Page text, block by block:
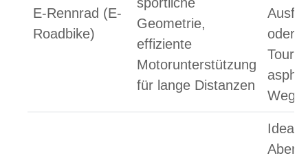
E-Rennrad (E-
Roadbike)
Geometrie,
effiziente
Motorunterstützung
für lange Distanzen
oder
Ideal